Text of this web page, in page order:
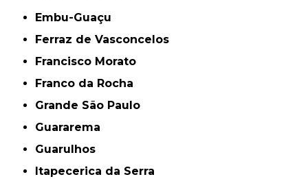
Embu-Guaçu
Ferraz de Vasconcelos
Francisco Morato
Franco da Rocha
Grande São Paulo
Guararema
Guarulhos
Itapecerica da Serra